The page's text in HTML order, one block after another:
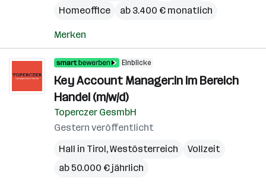
Homeoffice
ab 3.400 € monatlich
Merken
Einblicke
Key Account Manager:in im Bereich
Handel (m/w/d)
Toperczer GesmbH
Gestern veröffentlicht
Hall in Tirol,Westösterreich
Vollzeit
ab 50.000 € jährlich